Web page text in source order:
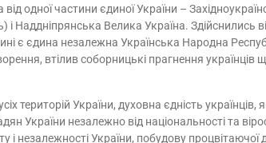
від одної частини єдиної України –
Наддніпрянська Велика Україна. Здійснились
є єдина незалежна Українська Народна
втілив соборницькі прагнення українців
територій України, духовна єдність
України незалежно від національності та
і незалежності України, побудову